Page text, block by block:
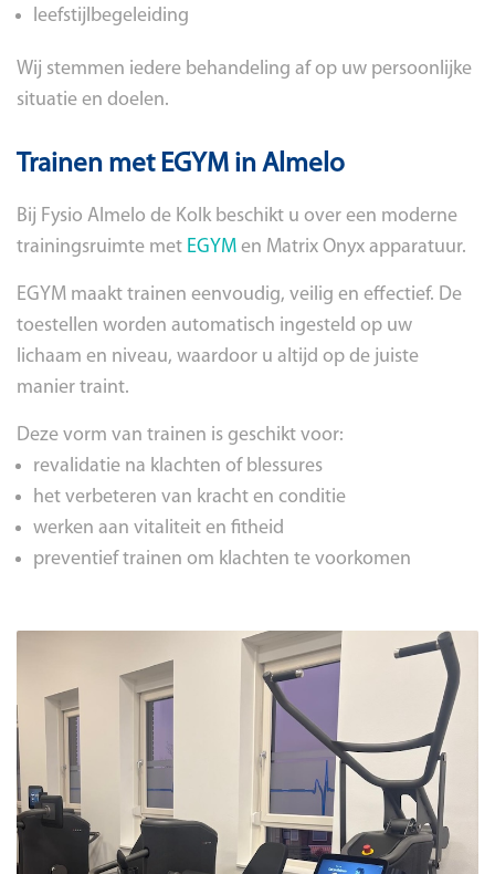
leefstijlbegeleiding
Wij stemmen iedere behandeling af op uw persoonlijke
situatie en doelen.
Trainen met EGYM in Almelo
Bij Fysio Almelo de Kolk beschikt u over een moderne
trainingsruimte met EGYM en Matrix Onyx apparatuur.
EGYM maakt trainen eenvoudig, veilig en effectief. De
toestellen worden automatisch ingesteld op uw
lichaam en niveau, waardoor u altijd op de juiste
manier traint.
Deze vorm van trainen is geschikt voor:
revalidatie na klachten of blessures
het verbeteren van kracht en conditie
werken aan vitaliteit en fitheid
preventief trainen om klachten te voorkomen